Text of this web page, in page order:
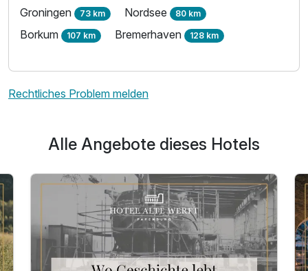
Groningen 73 km Nordsee 80 km
Borkum 107 km Bremerhaven 128 km
Rechtliches Problem melden
Alle Angebote dieses Hotels